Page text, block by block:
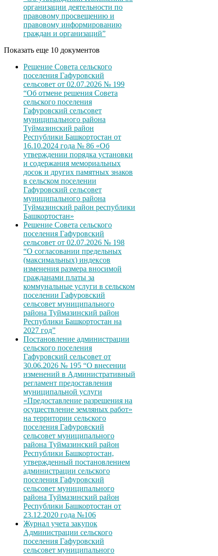
организации деятельности по
правовому просвещению и
правовому информированию
граждан и организаций”
Показать еще 10 документов
Решение Совета сельского
поселения Гафуровский
сельсовет от 02.07.2026 № 199
“Об отмене решения Совета
сельского поселения
Гафуровский сельсовет
муниципального района
Туймазинский район
Республики Башкортостан от
16.10.2024 года № 86 «Об
утверждении порядка установки
и содержания мемориальных
досок и других памятных знаков
в сельском поселении
Гафуровский сельсовет
муниципального района
Туймазинский район республики
Башкортостан»
Решение Совета сельского
поселения Гафуровский
сельсовет от 02.07.2026 № 198
“О согласовании предельных
(максимальных) индексов
изменения размера вносимой
гражданами платы за
коммунальные услуги в сельском
поселении Гафуровский
сельсовет муниципального
района Туймазинский район
Республики Башкортостан на
2027 год”
Постановление администрации
сельского поселения
Гафуровский сельсовет от
30.06.2026 № 195 “О внесении
изменений в Административный
регламент предоставления
муниципальной услуги
«Предоставление разрешения на
осуществление земляных работ»
на территории сельского
поселения Гафуровский
сельсовет муниципального
района Туймазинский район
Республики Башкортостан,
утвержденный постановлением
администрации сельского
поселения Гафуровский
сельсовет муниципального
района Туймазинский район
Республики Башкортостан от
23.12.2020 года №106
Журнал учета закупок
Администрации сельского
поселения Гафуровский
сельсовет муниципального